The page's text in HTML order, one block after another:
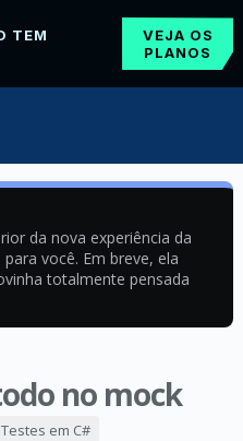
TEM
VEJA OS
PLANOS
da nova experiência da
você. Em breve, ela
totalmente pensada
no mock
Testes em C#